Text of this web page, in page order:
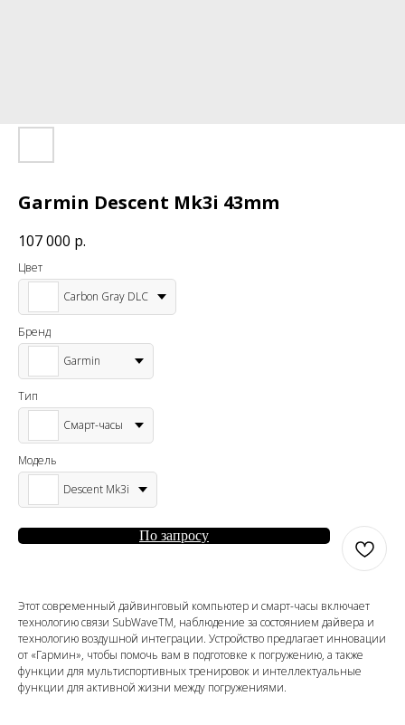
Garmin Descent Mk3i 43mm
107 000 р.
Цвет
Carbon Gray DLC
Бренд
Garmin
Тип
Смарт-часы
Модель
Descent Mk3i
По запросу
Этот современный дайвинговый компьютер и смарт-часы включает
технологию связи SubWaveTM, наблюдение за состоянием дайвера и
технологию воздушной интеграции. Устройство предлагает инновации
от «Гармин», чтобы помочь вам в подготовке к погружению, а также
функции для мультиспортивных тренировок и интеллектуальные
функции для активной жизни между погружениями.